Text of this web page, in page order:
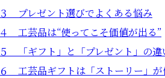
３ プレゼント選びでよくある悩み
４ 工芸品は“使ってこそ価値が出る”
５ 「ギフト」と「プレゼント」の違
６ 工芸品ギフトは「ストーリー」が